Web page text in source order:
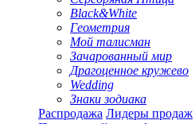
Black&White
Геометрия
Мой талисман
Зачарованный мир
Драгоценное кружево
Wedding
Знаки зодиака
Распродажа Лидеры продаж